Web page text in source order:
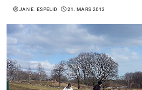
JAN E. ESPELID 21. MARS 2013